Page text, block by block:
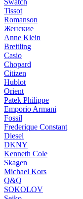
Swatch
Tissot
Romanson
Женские
Anne Klein
Breitling
Casio
Chopard
Citizen
Hublot
Orient
Patek Philippe
Emporio Armani
Fossil
Frederique Constant
Diesel
DKNY
Kenneth Cole
Skagen
Michael Kors
Q&Q
SOKOLOV